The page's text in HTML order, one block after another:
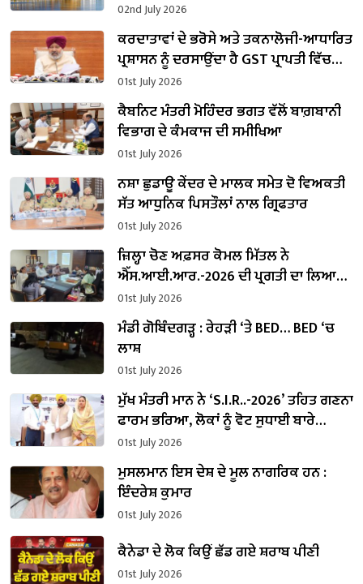
02nd July 2026
ਕਰਦਾਤਾਵਾਂ ਦੇ ਭਰੋਸੇ ਅਤੇ ਤਕਨਾਲੋਜੀ-ਆਧਾਰਿਤ
ਪ੍ਰਸ਼ਾਸਨ ਨੂੰ ਦਰਸਾਉਂਦਾ ਹੈ GST ਪ੍ਰਾਪਤੀ ਵਿੱਚ
ਪੰਜਾਬ ਵੱਲੋਂ ਦਰਜ਼ 24.45% ਦਾ ਸ਼ਾਨਦਾਰ ਵਾਧਾ:
ਹਰਪਾਲ ਚੀਮਾ
01st July 2026
ਕੈਬਨਿਟ ਮੰਤਰੀ ਮੋਹਿੰਦਰ ਭਗਤ ਵੱਲੋਂ ਬਾਗ਼ਬਾਨੀ
ਵਿਭਾਗ ਦੇ ਕੰਮਕਾਜ ਦੀ ਸਮੀਖਿਆ
01st July 2026
ਨਸ਼ਾ ਛੁਡਾਊ ਕੇਂਦਰ ਦੇ ਮਾਲਕ ਸਮੇਤ ਦੋ ਵਿਅਕਤੀ
ਸੱਤ ਆਧੁਨਿਕ ਪਿਸਤੌਲਾਂ ਨਾਲ ਗ੍ਰਿਫਤਾਰ
01st July 2026
ਜ਼ਿਲ੍ਹਾ ਚੋਣ ਅਫ਼ਸਰ ਕੋਮਲ ਮਿੱਤਲ ਨੇ
ਐੱਸ.ਆਈ.ਆਰ.-2026 ਦੀ ਪ੍ਰਗਤੀ ਦਾ ਲਿਆ
ਜਾਇਜ਼ਾ
01st July 2026
ਮੰਡੀ ਗੋਬਿੰਦਗੜ੍ਹ : ਰੇਹੜੀ ‘ਤੇ BED… BED ‘ਚ
ਲਾਸ਼
01st July 2026
ਮੁੱਖ ਮੰਤਰੀ ਮਾਨ ਨੇ ‘S.I.R..-2026’ ਤਹਿਤ ਗਣਨਾ
ਫਾਰਮ ਭਰਿਆ, ਲੋਕਾਂ ਨੂੰ ਵੋਟ ਸੁਧਾਈ ਬਾਰੇ
ਪ੍ਰਕਿਰਿਆ ਮੁਕੰਮਲ ਕਰਨ ਦੀ ਅਪੀਲ
01st July 2026
ਮੁਸਲਮਾਨ ਇਸ ਦੇਸ਼ ਦੇ ਮੂਲ ਨਾਗਰਿਕ ਹਨ :
ਇੰਦਰੇਸ਼ ਕੁਮਾਰ
01st July 2026
ਕੈਨੇਡਾ ਦੇ ਲੋਕ ਕਿਉਂ ਛੱਡ ਗਏ ਸ਼ਰਾਬ ਪੀਣੀ
01st July 2026